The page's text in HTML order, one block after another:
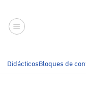
contenido
DidácticosBloques de